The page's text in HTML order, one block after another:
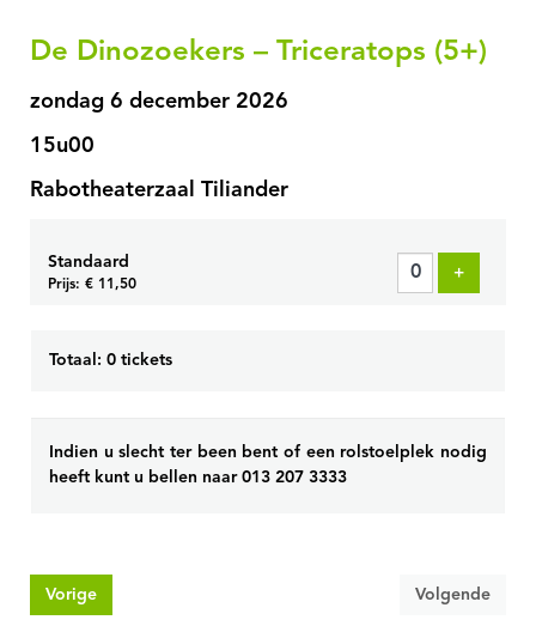
De Dinozoekers – Triceratops (5+)
zondag 6 december 2026
15u00
Rabotheaterzaal Tiliander
Standaard
Prijs: € 11,50
+Voeg
Totaal: 0 tickets
Indien u slecht ter been bent of een rolstoelplek nodig
heeft kunt u bellen naar 013 207 3333
Vorige Volgende